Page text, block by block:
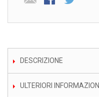
DESCRIZIONE
ULTERIORI INFORMAZIONI